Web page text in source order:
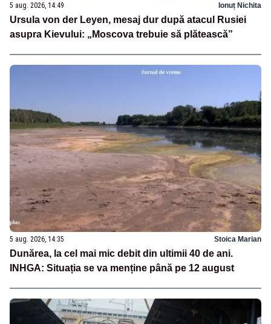
5 aug. 2026, 14:49 Ionuț Nichita
Ursula von der Leyen, mesaj dur după atacul Rusiei
asupra Kievului: „Moscova trebuie să plătească”
5 aug. 2026, 14:35 Stoica Marian
Dunărea, la cel mai mic debit din ultimii 40 de ani.
INHGA: Situația se va menține până pe 12 august